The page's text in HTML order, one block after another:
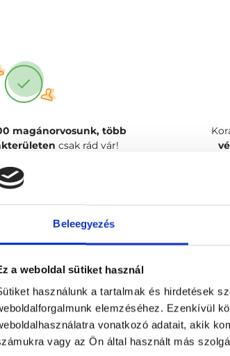
Beleegyezés
a weboldal sütiket használ
használunk a tartalmak és hirdetések
elemzéséhez. Ezenkívül
vonatkozó adatait, akik
vagy az Ön által használt más
magánorvosunk, több
csak rád vár!